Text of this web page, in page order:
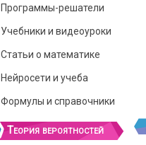
Программы-решатели
Учебники и видеоуроки
Статьи о математике
Нейросети и учеба
Формулы и справочники
Теория вероятностей